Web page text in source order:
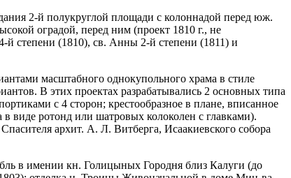
2-й полукруглой площади с колоннадой перед юж.
оградой, перед ним (проект 1810 г., не
й степени (1810), св. Анны 2-й степени (1811) и
масштабного однокупольного храма в стиле
В этих проектах разрабатывались 2 основных типа
с 4 сторон; крестообразное в плане, вписанное
виде ротонд или шатровых колоколен с главками).
архит. А. Л. Витберга, Исаакиевского собора
в имении кн. Голицыных Городня близ Калуги (до